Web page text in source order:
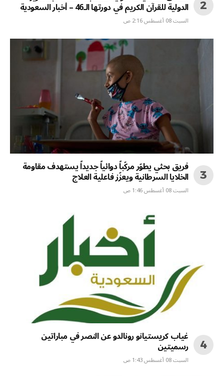
الدولية للقرآن الكريم في دورتها الـ46 – أخبار السعودية
السبت 08 أغسطس 2:16 ص
فريق بحثي يطوّر مركّباً دوائياً جديداً يستهدف مقاومة
الخلايا السرطانية ويعزّز فاعلية العلاج
السبت 08 أغسطس 1:46 ص
غياب كريستيانو رونالدو عن النصر في مباراتين
رسميتين
السبت 08 أغسطس 1:43 ص